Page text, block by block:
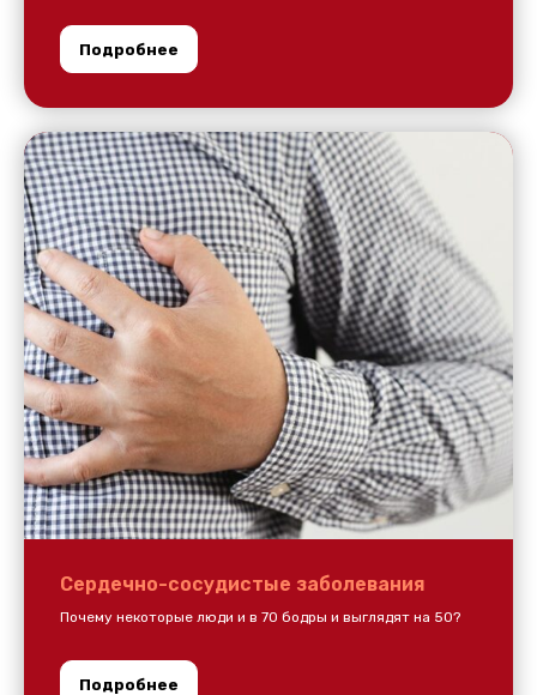
Подробнее
Сердечно-сосудистые заболевания
Почему некоторые люди и в 70 бодры и выглядят на 50?
Подробнее